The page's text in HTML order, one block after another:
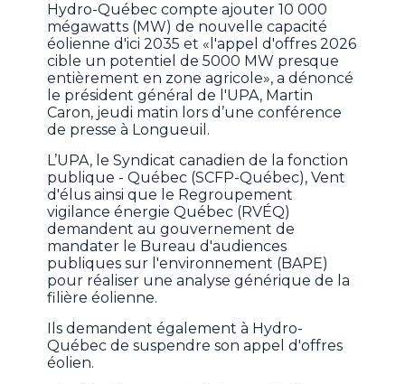
Hydro-Québec compte ajouter 10 000
mégawatts (MW) de nouvelle capacité
éolienne d'ici 2035 et «l'appel d'offres 2026
cible un potentiel de 5000 MW presque
entièrement en zone agricole», a dénoncé
le président général de l'UPA, Martin
Caron, jeudi matin lors d’une conférence
de presse à Longueuil.
L’UPA, le Syndicat canadien de la fonction
publique - Québec (SCFP-Québec), Vent
d'élus ainsi que le Regroupement
vigilance énergie Québec (RVÉQ)
demandent au gouvernement de
mandater le Bureau d'audiences
publiques sur l'environnement (BAPE)
pour réaliser une analyse générique de la
filière éolienne.
Ils demandent également à Hydro-
Québec de suspendre son appel d'offres
éolien.